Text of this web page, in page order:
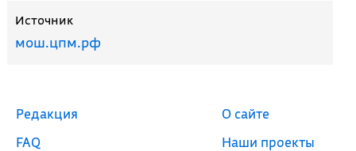
Источник
мош.цпм.рф
Редакция
FAQ
О сайте
Наши проекты